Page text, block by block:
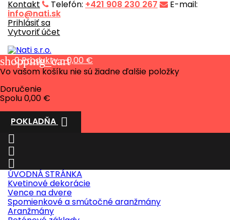
Kontakt Telefón: +421 908 230 267 E-mail:
info@nati.sk
Prihlásiť sa
Vytvoriť účet
shopping_cart
0Produkty - 0,00 €
Vo vašom košíku nie sú žiadne ďalšie položky
Doručenie
Spolu0,00 €
POKLADŇA 



ÚVODNÁ STRÁNKA
Kvetinové dekorácie
Vence na dvere
Spomienkové a smútočné aranžmány
Aranžmány